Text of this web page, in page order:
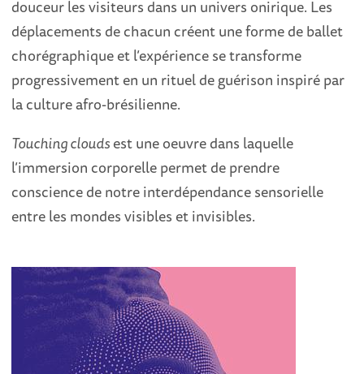
douceur les visiteurs dans un univers onirique. Les
déplacements de chacun créent une forme de ballet
chorégraphique et l’expérience se transforme
progressivement en un rituel de guérison inspiré par
la culture afro-brésilienne.
Touching cloudsest une oeuvre dans laquelle
l’immersion corporelle permet de prendre
conscience de notre interdépendance sensorielle
entre les mondes visibles et invisibles.